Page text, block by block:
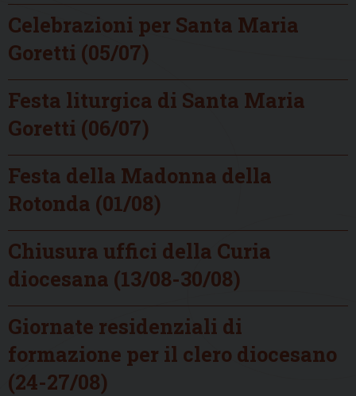
Celebrazioni per Santa Maria
Goretti (05/07)
Festa liturgica di Santa Maria
Goretti (06/07)
Festa della Madonna della
Rotonda (01/08)
Chiusura uffici della Curia
diocesana (13/08-30/08)
Giornate residenziali di
formazione per il clero diocesano
(24-27/08)